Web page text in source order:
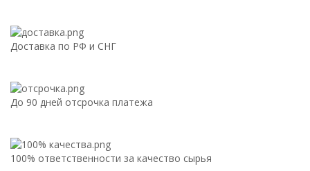
Доставка по РФ и СНГ
До 90 дней отсрочка платежа
100% ответственности за качество сырья